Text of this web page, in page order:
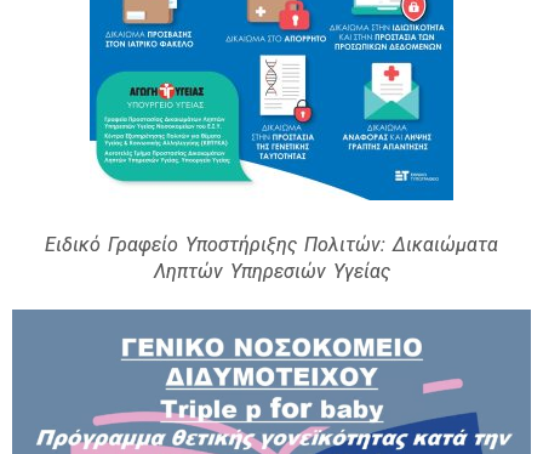
Ειδικό Γραφείο Υποστήριξης Πολιτών: Δικαιώματα
Ληπτών Υπηρεσιών Υγείας